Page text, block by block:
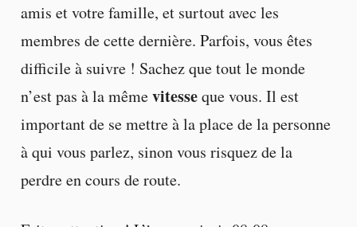
amis et votre famille, et surtout avec les
membres de cette dernière. Parfois, vous êtes
difficile à suivre ! Sachez que tout le monde
n’est pas à la mêmevitesseque vous. Il est
important de se mettre à la place de la personne
à qui vous parlez, sinon vous risquez de la
perdre en cours de route.